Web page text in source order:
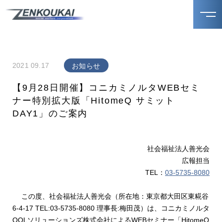
2021 09.17 お知らせ
【9月28日開催】コニカミノルタWEBセミ
ナー特別拡大版「HitomeQ サミット
DAY1」のご案内
社会福祉法人善光会
広報担当
TEL： 03-5735-8080
この度、社会福祉法人善光会（所在地：東京都大田区東糀谷
6-4-17 TEL:03-5735-8080 理事長:梅田茂）は、コニカミノルタ
QOLソリューションズ株式会社によるWEBセミナー「HitomeQ